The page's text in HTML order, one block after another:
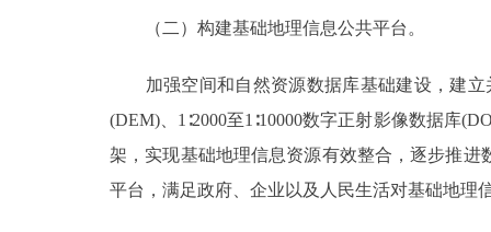
（二）构建基础地理信息公共平台。
加强空间和自然资源数据库基础建设，建立并
(DEM)、1∶2000至1∶10000数字正射影像数据库
架，实现基础地理信息资源有效整合，逐步推
平台，满足政府、企业以及人民生活对基础地理